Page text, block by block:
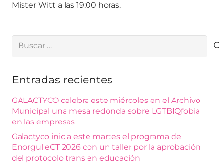
Mister Witt a las 19:00 horas.
Buscar:
Entradas recientes
GALACTYCO celebra este miércoles en el Archivo
Municipal una mesa redonda sobre LGTBIQfobia
en las empresas
Galactyco inicia este martes el programa de
EnorgulleCT 2026 con un taller por la aprobación
del protocolo trans en educación